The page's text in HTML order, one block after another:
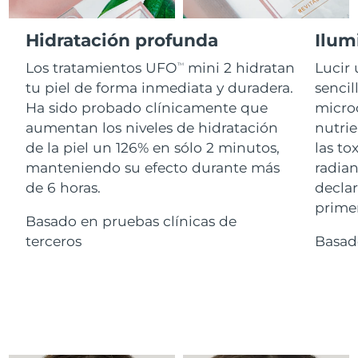
Hidratación profunda
Los tratamientos UFOTM
mini 2 hidratan
tu piel de forma inmediata y duradera.
Ha sido probado clínicamente que
aumentan los niveles de hidratación
de la piel un 126% en sólo 2 minutos,
manteniendo su efecto durante más
de 6 horas.
Basado en pruebas clínicas de
terceros
Lucir
las
For healthy hair
18% PAP
Comprar todo
FOREO APP
ACERCA DE
Israel Entrega prevista8/15/26
Japón Entrega prevista 8/14/26
Jersey Entrega prevista 8/16/26
Kazajistán Entrega prevista 8/13/26
8/11/26
Letonia 8/11/26